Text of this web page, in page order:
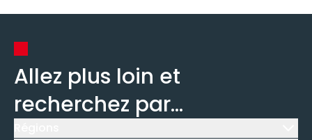
Allez plus loin et
recherchez par...